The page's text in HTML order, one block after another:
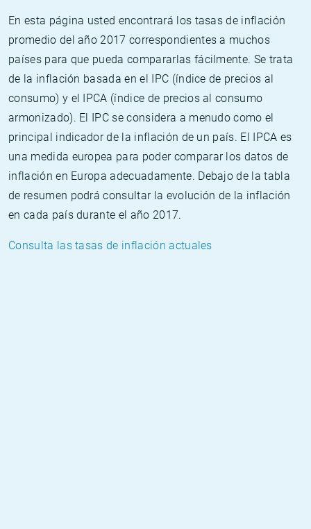
En esta página usted encontrará los tasas de inflación
promedio del año 2017 correspondientes a muchos
países para que pueda compararlas fácilmente. Se trata
de la inflación basada en el IPC (índice de precios al
consumo) y el IPCA (índice de precios al consumo
armonizado). El IPC se considera a menudo como el
principal indicador de la inflación de un país. El IPCA es
una medida europea para poder comparar los datos de
inflación en Europa adecuadamente. Debajo de la tabla
de resumen podrá consultar la evolución de la inflación
en cada país durante el año 2017.
Consulta las tasas de inflación actuales